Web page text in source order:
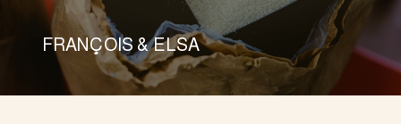
FRANÇOIS & ELSA